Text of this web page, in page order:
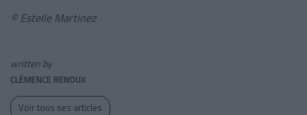
© Estelle Martinez
written by
CLÉMENCE RENOUX
Voir tous ses articles